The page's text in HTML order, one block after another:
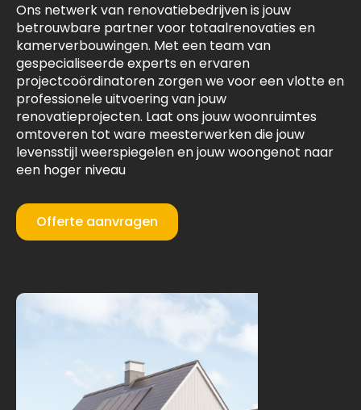
Ons netwerk van renovatiebedrijven is jouw
betrouwbare partner voor totaalrenovaties en
kamerverbouwingen. Met een team van
gespecialiseerde experts en ervaren
projectcoördinatoren zorgen we voor een vlotte en
professionele uitvoering van jouw
renovatieprojecten. Laat ons jouw woonruimtes
omtoveren tot ware meesterwerken die jouw
levensstijl weerspiegelen en jouw woongenot naar
een hoger niveau
Offerte aanvragen